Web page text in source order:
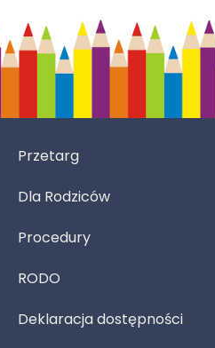
Przetarg
Dla Rodziców
Procedury
RODO
Deklaracja dostępności